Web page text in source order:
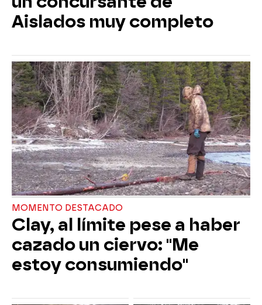
Aislados muy completo
MOMENTO DESTACADO
Clay, al límite pese a haber
cazado un ciervo: "Me
estoy consumiendo"